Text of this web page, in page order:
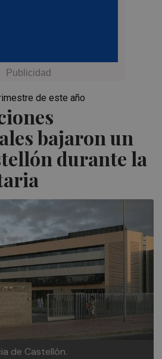
bajaron un
durante la
de este año
de Castellón.